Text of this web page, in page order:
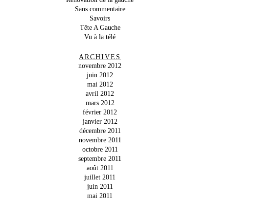
Sans commentaire
Savoirs
Tête A Gauche
Vu à la télé
ARCHIVES
novembre 2012
juin 2012
mai 2012
avril 2012
mars 2012
février 2012
janvier 2012
décembre 2011
novembre 2011
octobre 2011
septembre 2011
août 2011
juillet 2011
juin 2011
mai 2011